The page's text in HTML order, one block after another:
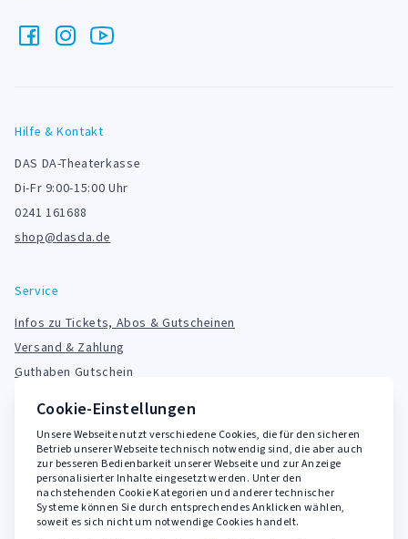
Hilfe & Kontakt
DAS DA-Theaterkasse
Di-Fr 9:00-15:00 Uhr
0241 161688
shop@dasda.de
Service
Infos zu Tickets, Abos & Gutscheinen
Versand & Zahlung
Guthaben Gutschein
Rechtliches
AGB
Widerrufsbelehrung
Cookie-Einstellungen
Unsere Webseite nutzt verschiedene Cookies, die für den sicheren
Betrieb unserer Webseite technisch notwendig sind, die aber auch
zur besseren Bedienbarkeit unserer Webseite und zur Anzeige
personalisierter Inhalte eingesetzt werden. Unter den
nachstehenden Cookie Kategorien und anderer technischer
Systeme können Sie durch entsprechendes Anklicken wählen,
soweit es sich nicht um notwendige Cookies handelt.